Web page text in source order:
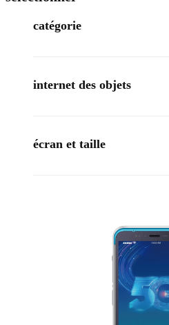
catégorie
internet des objets
écran et taille